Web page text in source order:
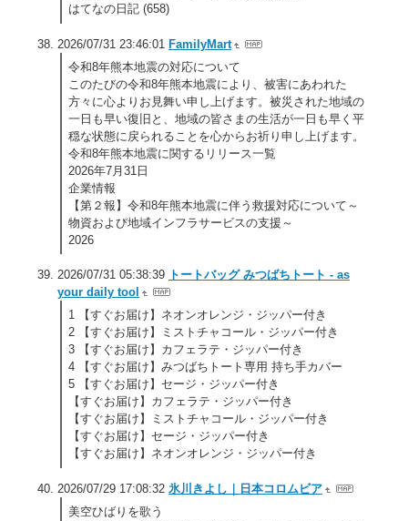
はてなの日記 (658)
2026/07/31 23:46:01 FamilyMart
令和8年熊本地震の対応について
このたびの令和8年熊本地震により、被害にあわれた
方々に心よりお見舞い申し上げます。被災された地域の
一日も早い復旧と、地域の皆さまの生活が一日も早く平
穏な状態に戻られることを心からお祈り申し上げます。
令和8年熊本地震に関するリリース一覧
2026年7月31日
企業情報
【第２報】令和8年熊本地震に伴う救援対応について～
物資および地域インフラサービスの支援～
2026
2026/07/31 05:38:39 トートバッグ みつばちトート - as
your daily tool
1 【すぐお届け】ネオンオレンジ・ジッパー付き
2 【すぐお届け】ミストチャコール・ジッパー付き
3 【すぐお届け】カフェラテ・ジッパー付き
4 【すぐお届け】みつばちトート専用 持ち手カバー
5 【すぐお届け】セージ・ジッパー付き
【すぐお届け】カフェラテ・ジッパー付き
【すぐお届け】ミストチャコール・ジッパー付き
【すぐお届け】セージ・ジッパー付き
【すぐお届け】ネオンオレンジ・ジッパー付き
2026/07/29 17:08:32 氷川きよし｜日本コロムビア
美空ひばりを歌う